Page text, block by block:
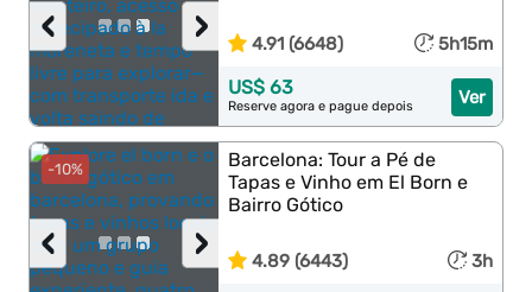
›
‹ 4.91 (6648) 5h15m
Ver
US$ 63
Reserve agora e pague depois
-10%
›
‹
Barcelona: Tour a Pé de
Tapas e Vinho em El Born e
Bairro Gótico
4.89 (6443) 3h